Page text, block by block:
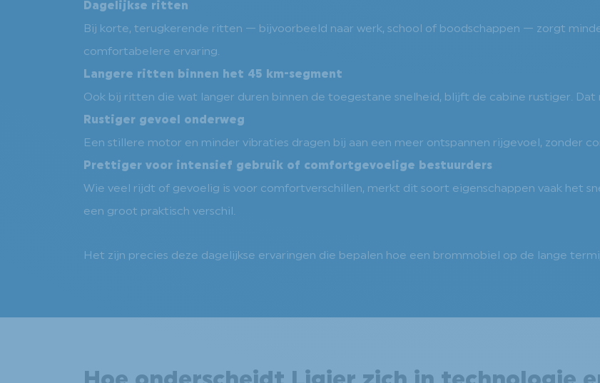
Dagelijkse ritten
Bij korte, terugkerende ritten — bijvoorbeeld naar werk, school of boodschappen — zorgt
comfortabelere ervaring.
Langere ritten binnen het 45 km-segment
Ook bij ritten die wat langer duren binnen de toegestane snelheid, blijft de cabine rustiger.
Rustiger gevoel onderweg
Een stillere motor en minder vibraties dragen bij aan een meer ontspannen rijgevoel, zonder
Prettiger voor intensief gebruik of comfortgevoelige bestuurders
Wie veel rijdt of gevoelig is voor comfortverschillen, merkt dit soort eigenschappen vaak het
een groot praktisch verschil.
Het zijn precies deze dagelijkse ervaringen die bepalen hoe een brommobiel op de lange